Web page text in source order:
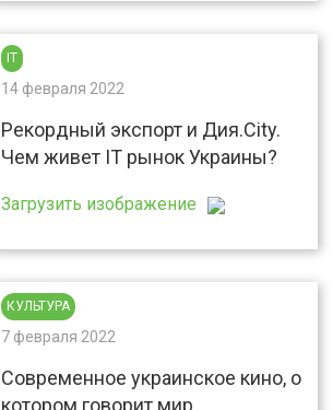
IT
14 февраля 2022
Рекордный экспорт и Дия.City.
Чем живет IT рынок Украины?
Загрузить изображение
КУЛЬТУРА
7 февраля 2022
Современное украинское кино, о
котором говорит мир